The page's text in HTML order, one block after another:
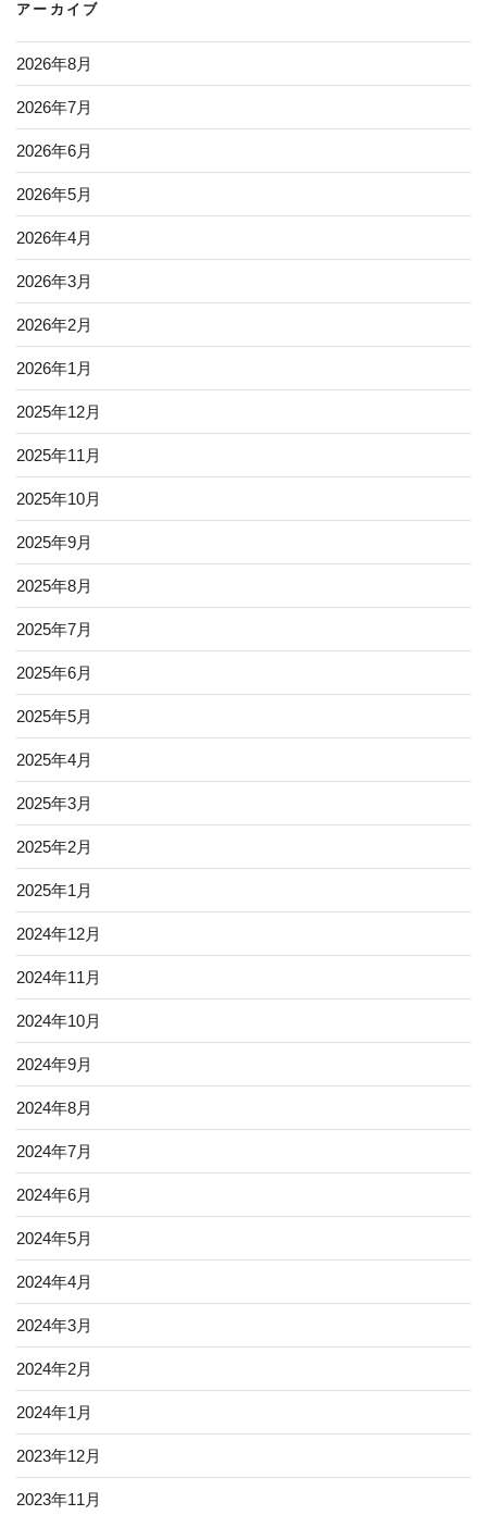
アーカイブ
2026年8月
2026年7月
2026年6月
2026年5月
2026年4月
2026年3月
2026年2月
2026年1月
2025年12月
2025年11月
2025年10月
2025年9月
2025年8月
2025年7月
2025年6月
2025年5月
2025年4月
2025年3月
2025年2月
2025年1月
2024年12月
2024年11月
2024年10月
2024年9月
2024年8月
2024年7月
2024年6月
2024年5月
2024年4月
2024年3月
2024年2月
2024年1月
2023年12月
2023年11月